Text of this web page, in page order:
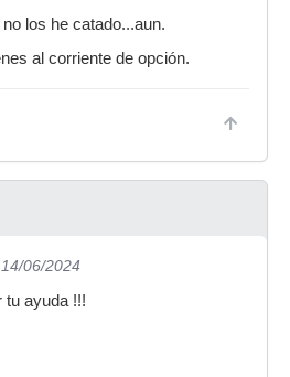
los he catado...aun.
al corriente de opción.
06/2024
tu ayuda !!!